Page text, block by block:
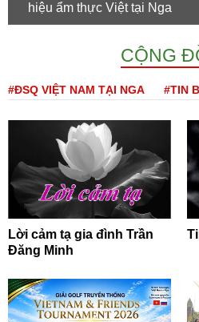
hiệu ẩm thực Việt tại Nga
CỘNG
#ĐSQ VIỆT NAM TẠI NGA #TIN
Lời cảm tạ gia đình Trần
Đăng Minh